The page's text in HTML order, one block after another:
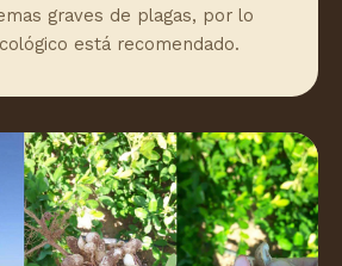
graves de plagas, por lo
está recomendado.